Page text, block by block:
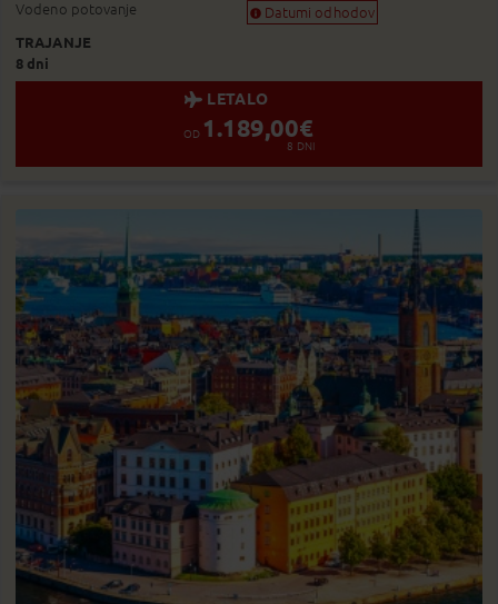
Vodeno potovanje
Datumi odhodov
TRAJANJE
8 dni
LETALO
OD 1.189,00€
8 DNI